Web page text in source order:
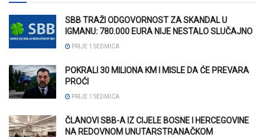
SBB TRAŽI ODGOVORNOST ZA SKANDAL U
IGMANU: 780.000 EURA NIJE NESTALO SLUČAJNO
PRIJE 1 SEDMICA
POKRALI 30 MILIONA KM I MISLE DA ĆE PREVARA
PROĆI
PRIJE 1 SEDMICA
ČLANOVI SBB-A IZ CIJELE BOSNE I HERCEGOVINE
NA REDOVNOM UNUTARSTRANAČKOM